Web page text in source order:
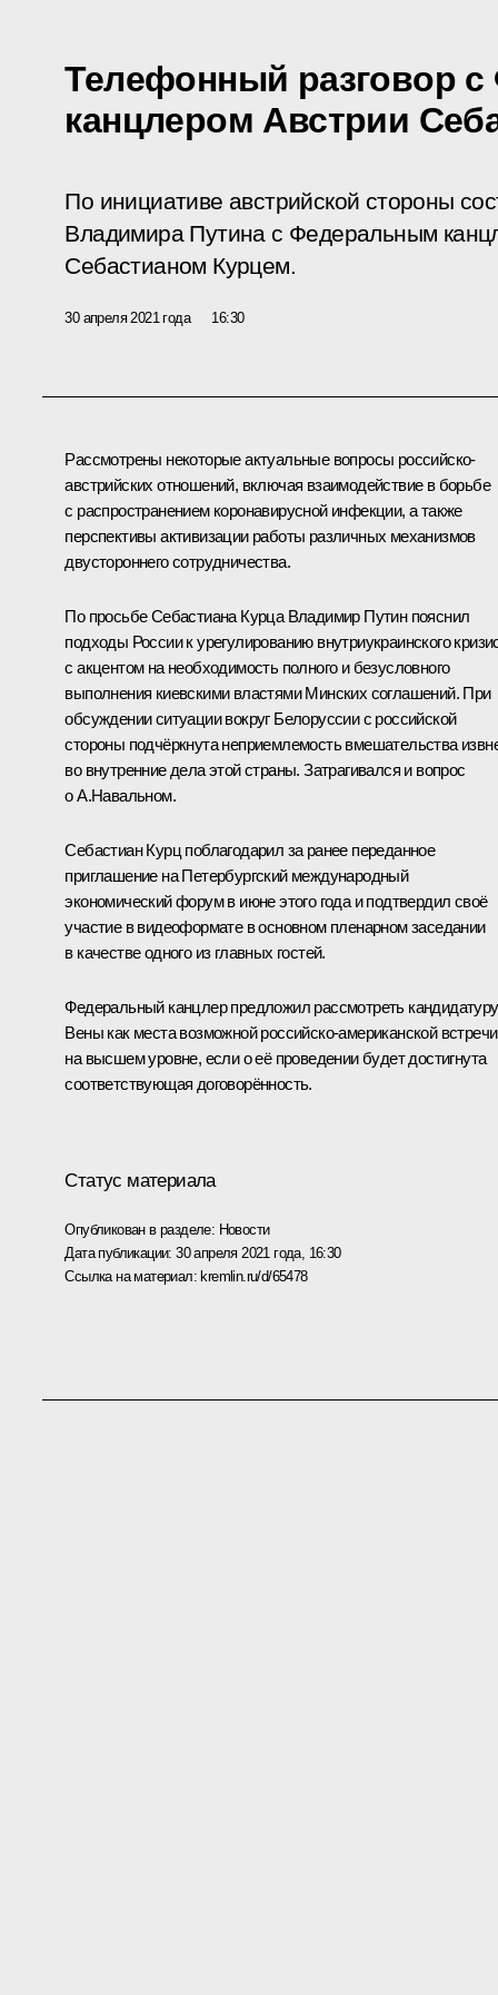
Телефонный разговор
канцлером Австрии
По инициативе австрийской стороны
Владимира Путина с Федеральным
Себастианом Курцем.
30 апреля 2021 года 16:30
Рассмотрены некоторые актуальные вопросы российско-
австрийских отношений, включая взаимодействие в борьбе
с распространением коронавирусной инфекции, а также
перспективы активизации работы различных механизмов
двустороннего сотрудничества.
По просьбеСебастиана КурцаВладимир Путин пояснил
подходы России к урегулированию внутриукраинского
с акцентом на необходимость полного и безусловного
выполнения киевскими властями Минских соглашений. При
обсуждении ситуации вокруг Белоруссии с российской
стороны подчёркнута неприемлемость вмешательства
во внутренние дела этой страны. Затрагивался и вопрос
о А.Навальном.
Себастиан Курц поблагодарил за ранее переданное
приглашение на Петербургский международный
экономический форум в июне этого года и подтвердил своё
участие в видеоформате в основном пленарном заседании
в качестве одного из главных гостей.
Федеральный канцлер предложил рассмотреть кандидатуру
Вены как места возможной российско-американской встречи
на высшем уровне, если о её проведении будет достигнута
соответствующая договорённость.
Статус материала
Опубликован в разделе: Новости
Дата публикации:30 апреля 2021 года, 16:30
Ссылка на материал: kremlin.ru/d/65478